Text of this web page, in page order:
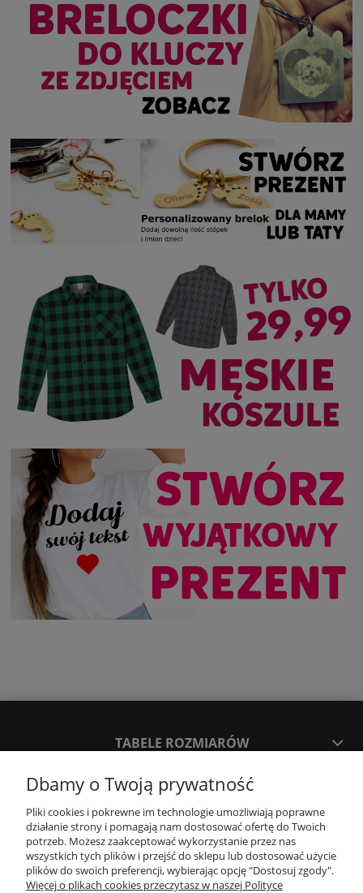
TABELE ROZMIARÓW
SPOSOBY PŁATNOŚCI ORAZ CZAS I KOSZTY DOSTAWY
DOSTAWY
KONTAKT
Dbamy o Twoją prywatność
Pliki cookies i pokrewne im technologie umożliwiają poprawne
działanie strony i pomagają nam dostosować ofertę do Twoich
potrzeb. Możesz zaakceptować wykorzystanie przez nas
wszystkich tych plików i przejść do sklepu lub dostosować użycie
plików do swoich preferencji, wybierając opcję "Dostosuj zgody".
Więcej o plikach cookies przeczytasz w naszej Polityce